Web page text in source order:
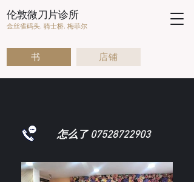
伦敦微刀片诊所
金丝雀码头. 骑士桥. 梅菲尔
书 店铺
怎么了 07528722903